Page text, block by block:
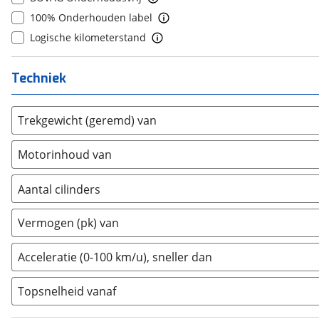
Cadillac (2)
Casalini (0)
Changan (40)
Chatenet
Chevrolet (6)
Chrysler (0)
Citroën (547)
Cupra (315)
Dacia (768)
Daewoo (0)
0
Daimler (0)
DFSK (14)
Dodge (0)
Dongfeng (47)
Donkervoort (0)
9 (0)
10+ (0)
100% Onderhouden label
Logische kilometerstand
Techniek
Trekgewicht (geremd) van
Motorinhoud van
Aantal cilinders
2 (0)
3 )
5 (0)
6 (0)
Vermogen (pk) van
Acceleratie (0-100 km/u), sneller dan
Topsnelheid vanaf